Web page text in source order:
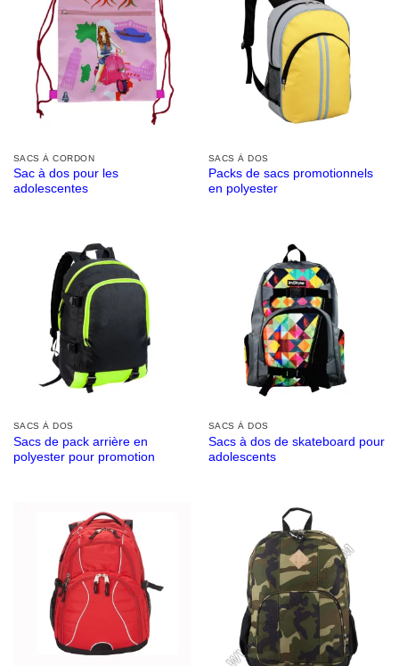
SACS À CORDON
Sac à dos pour les
adolescentes
SACS À DOS
Packs de sacs promotionnels
en polyester
SACS À DOS
Sacs de pack arrière en
polyester pour promotion
SACS À DOS
Sacs à dos de skateboard pour
adolescents